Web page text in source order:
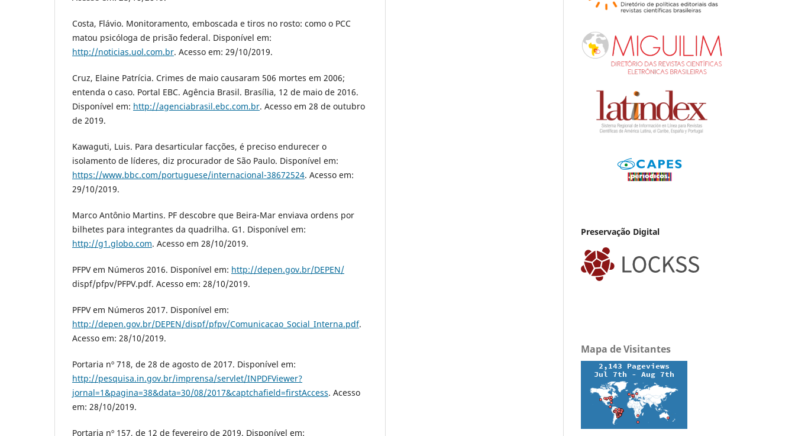
Costa, Flávio. Monitoramento, emboscada e tiros no rosto: como o PCC
matou psicóloga de prisão federal. Disponível em:
http://noticias.uol.com.br. Acesso em: 29/10/2019.
Cruz, Elaine Patrícia. Crimes de maio causaram 506 mortes em 2006;
entenda o caso. Portal EBC. Agência Brasil. Brasília, 12 de maio de 2016.
Disponível em: http://agenciabrasil.ebc.com.br. Acesso em 28 de outubro
de 2019.
Kawaguti, Luis. Para desarticular facções, é preciso endurecer o
isolamento de líderes, diz procurador de São Paulo. Disponível em:
https://www.bbc.com/portuguese/internacional-38672524. Acesso em:
29/10/2019.
Marco Antônio Martins. PF descobre que Beira-Mar enviava ordens por
bilhetes para integrantes da quadrilha. G1. Disponível em:
http://g1.globo.com. Acesso em 28/10/2019.
PFPV em Números 2016. Disponível em: http://depen.gov.br/DEPEN/
dispf/pfpv/PFPV.pdf. Acesso em: 28/10/2019.
PFPV em Números 2017. Disponível em:
http://depen.gov.br/DEPEN/dispf/pfpv/Comunicacao_Social_Interna.pdf.
Acesso em: 28/10/2019.
Portaria nº 718, de 28 de agosto de 2017. Disponível em:
http://pesquisa.in.gov.br/imprensa/servlet/INPDFViewer?
jornal=1&pagina=38&data=30/08/2017&captchafield=firstAccess. Acesso
em: 28/10/2019.
Portaria nº 157, de 12 de fevereiro de 2019. Disponível em:
Preservação Digital
Mapa de Visitantes